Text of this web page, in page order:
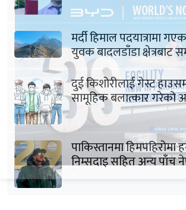
मर्दी हिमाल पदयात्रामा
युवक बादलडाँडा क्षेत्रबाट
दुई किशोरीलाई गेस्ट
सामूहिक बलात्कार गरेको
पक्राउ
पाकिस्तानमा हिमपहिरोमा
निम्सदाइ सहित अन्य पाँच